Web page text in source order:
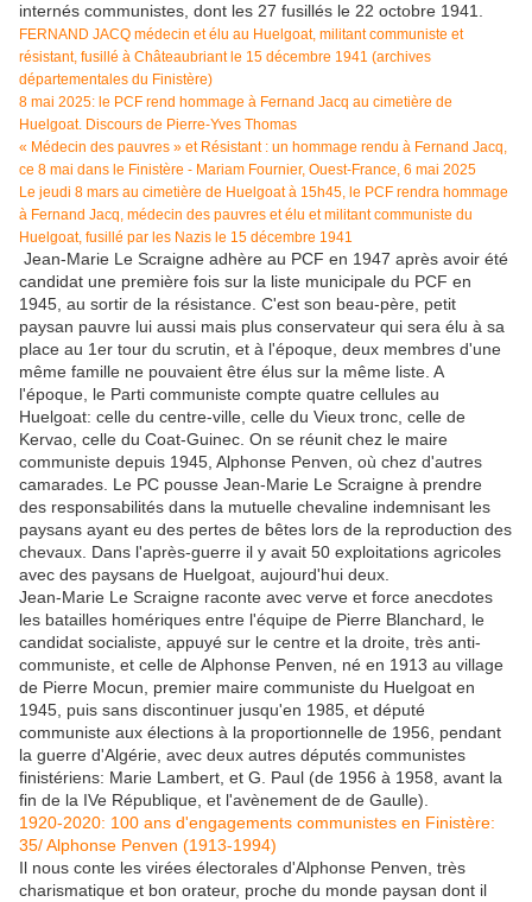
internés communistes, dont les 27 fusillés le 22 octobre 1941.
FERNAND JACQ médecin et élu au Huelgoat, militant communiste et
résistant, fusillé à Châteaubriant le 15 décembre 1941 (archives
départementales du Finistère)
8 mai 2025: le PCF rend hommage à Fernand Jacq au cimetière de
Huelgoat. Discours de Pierre-Yves Thomas
« Médecin des pauvres » et Résistant : un hommage rendu à Fernand Jacq,
ce 8 mai dans le Finistère - Mariam Fournier, Ouest-France, 6 mai 2025
Le jeudi 8 mars au cimetière de Huelgoat à 15h45, le PCF rendra hommage
à Fernand Jacq, médecin des pauvres et élu et militant communiste du
Huelgoat, fusillé par les Nazis le 15 décembre 1941
Jean-Marie Le Scraigne adhère au PCF en 1947 après avoir été
candidat une première fois sur la liste municipale du PCF en
1945, au sortir de la résistance. C'est son beau-père, petit
paysan pauvre lui aussi mais plus conservateur qui sera élu à sa
place au 1er tour du scrutin, et à l'époque, deux membres d'une
même famille ne pouvaient être élus sur la même liste. A
l'époque, le Parti communiste compte quatre cellules au
Huelgoat: celle du centre-ville, celle du Vieux tronc, celle de
Kervao, celle du Coat-Guinec. On se réunit chez le maire
communiste depuis 1945, Alphonse Penven, où chez d'autres
camarades. Le PC pousse Jean-Marie Le Scraigne à prendre
des responsabilités dans la mutuelle chevaline indemnisant les
paysans ayant eu des pertes de bêtes lors de la reproduction des
chevaux. Dans l'après-guerre il y avait 50 exploitations agricoles
avec des paysans de Huelgoat, aujourd'hui deux.
Jean-Marie Le Scraigne raconte avec verve et force anecdotes
les batailles homériques entre l'équipe de Pierre Blanchard, le
candidat socialiste, appuyé sur le centre et la droite, très anti-
communiste, et celle de Alphonse Penven, né en 1913 au village
de Pierre Mocun, premier maire communiste du Huelgoat en
1945, puis sans discontinuer jusqu'en 1985, et député
communiste aux élections à la proportionnelle de 1956, pendant
la guerre d'Algérie, avec deux autres députés communistes
finistériens: Marie Lambert, et G. Paul (de 1956 à 1958, avant la
fin de la IVe République, et l'avènement de de Gaulle).
1920-2020: 100 ans d'engagements communistes en Finistère:
35/ Alphonse Penven (1913-1994)
Il nous conte les virées électorales d'Alphonse Penven, très
charismatique et bon orateur, proche du monde paysan dont il